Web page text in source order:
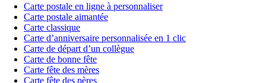
Carte postale en ligne à personnaliser
Carte postale aimantée
Carte classique
Carte d’anniversaire personnalisée en 1 clic
Carte de départ d’un collègue
Carte de bonne fête
Carte fête des mères
Carte fête des pères